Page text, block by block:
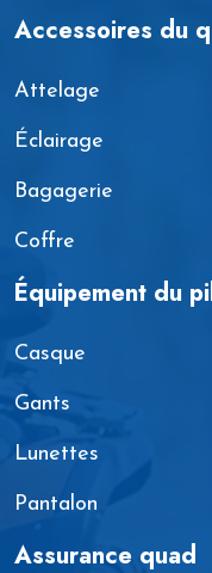
Accessoires du
Attelage
Éclairage
Bagagerie
Coffre
Équipement du
Casque
Gants
Lunettes
Pantalon
Assurance quad